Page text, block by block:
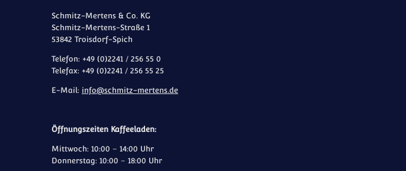
Schmitz-Mertens & Co. KG
Schmitz-Mertens-Straße 1
53842 Troisdorf-Spich
Telefon: +49 (0)2241 / 256 55 0
Telefax: +49 (0)2241 / 256 55 25
E-Mail: info@schmitz-mertens.de
Öffnungszeiten Kaffeeladen:
Mittwoch: 10:00 – 14:00 Uhr
Donnerstag: 10:00 – 18:00 Uhr